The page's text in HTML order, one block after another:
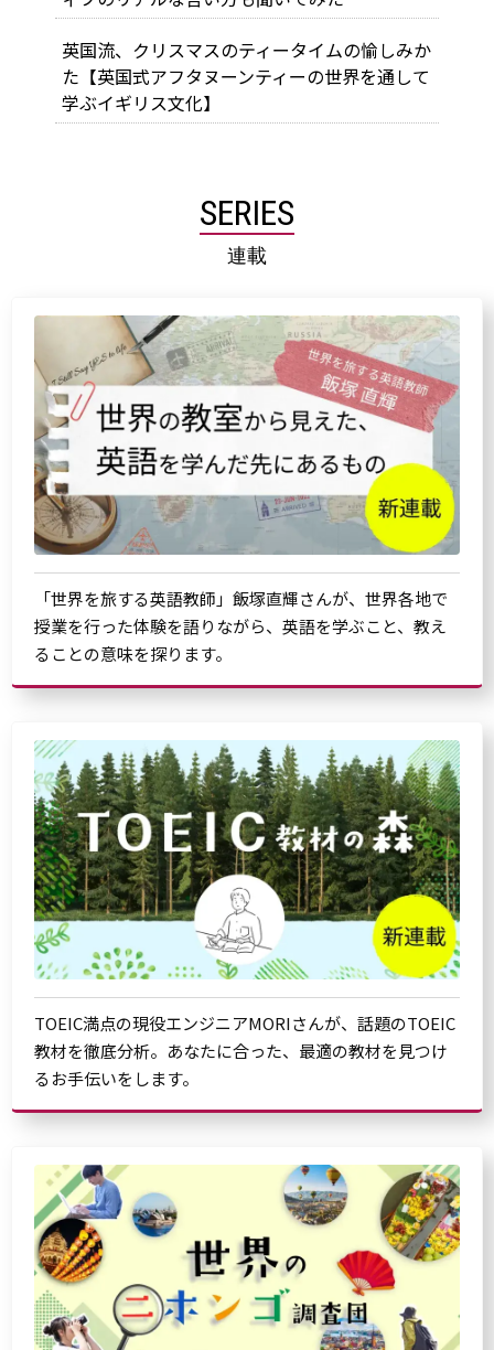
英国流、クリスマスのティータイムの愉しみか
た【英国式アフタヌーンティーの世界を通して
学ぶイギリス文化】
SERIES
連載
「世界を旅する英語教師」飯塚直輝さんが、世界各地で
授業を行った体験を語りながら、英語を学ぶこと、教え
ることの意味を探ります。
TOEIC満点の現役エンジニアMORIさんが、話題のTOEIC
教材を徹底分析。あなたに合った、最適の教材を見つけ
るお手伝いをします。